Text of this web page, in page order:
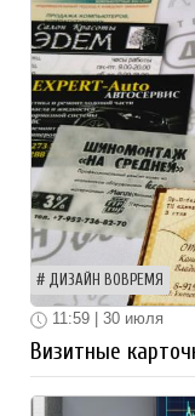
ДИЗАЙН ВОВРЕМЯ
11:59 | 30 июля
Визитные